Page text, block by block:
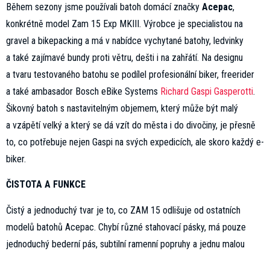
Během sezony jsme používali batoh domácí značky Acepac,
konkrétně model Zam 15 Exp MKIII. Výrobce je specialistou na
gravel a bikepacking a má v nabídce vychytané batohy, ledvinky
a také zajímavé bundy proti větru, dešti i na zahřátí. Na designu
a tvaru testovaného batohu se podílel profesionální biker, freerider
a také ambasador Bosch eBike Systems Richard Gaspi Gasperotti.
Šikovný batoh s nastavitelným objemem, který může být malý
a vzápětí velký a který se dá vzít do města i do divočiny, je přesně
to, co potřebuje nejen Gaspi na svých expedicích, ale skoro každý e-
biker.
ČISTOTA A FUNKCE
Čistý a jednoduchý tvar je to, co ZAM 15 odlišuje od ostatních
modelů batohů Acepac. Chybí různé stahovací pásky, má pouze
jednoduchý bederní pás, subtilní ramenní popruhy a jednu malou